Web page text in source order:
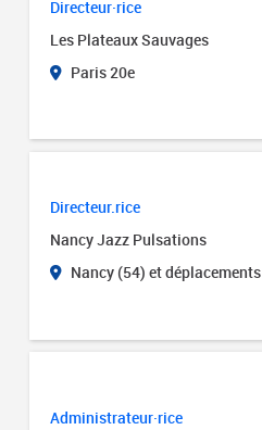
Directeur·rice
Les Plateaux Sauvages
Paris 20e
Directeur.rice
Nancy Jazz Pulsations
Nancy (54) et déplacements
Administrateur·rice